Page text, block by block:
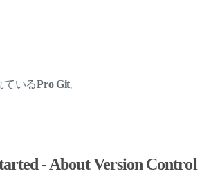
ているPro Git。
- About Version Control